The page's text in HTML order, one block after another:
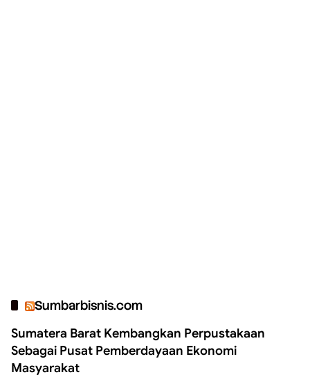
Sumbarbisnis.com
Sumatera Barat Kembangkan Perpustakaan
Sebagai Pusat Pemberdayaan Ekonomi
Masyarakat